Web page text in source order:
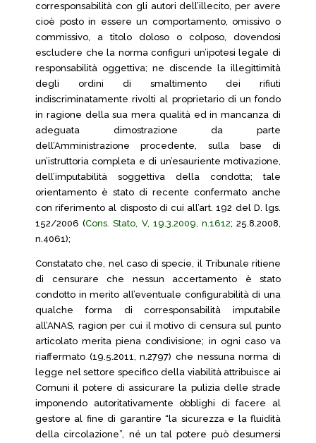
corresponsabilità con gli autori dell’illecito, per avere
cioè posto in essere un comportamento, omissivo o
commissivo, a titolo doloso o colposo, dovendosi
escludere che la norma configuri un’ipotesi legale di
responsabilità oggettiva; ne discende la illegittimità
degli ordini di smaltimento dei rifiuti
indiscriminatamente rivolti al proprietario di un fondo
in ragione della sua mera qualità ed in mancanza di
adeguata dimostrazione da parte
dell’Amministrazione procedente, sulla base di
un’istruttoria completa e di un’esauriente motivazione,
dell’imputabilità soggettiva della condotta; tale
orientamento è stato di recente confermato anche
con riferimento al disposto di cui all’art. 192 del D. lgs.
152/2006 (Cons. Stato, V, 19.3.2009, n.1612; 25.8.2008,
n.4061);
Constatato che, nel caso di specie, il Tribunale ritiene
di censurare che nessun accertamento è stato
condotto in merito all’eventuale configurabilità di una
qualche forma di corresponsabilità imputabile
all’ANAS, ragion per cui il motivo di censura sul punto
articolato merita piena condivisione; in ogni caso va
riaffermato (19.5.2011, n.2797) che nessuna norma di
legge nel settore specifico della viabilità attribuisce ai
Comuni il potere di assicurare la pulizia delle strade
imponendo autoritativamente obblighi di facere al
gestore al fine di garantire “la sicurezza e la fluidità
della circolazione”, né un tal potere può desumersi